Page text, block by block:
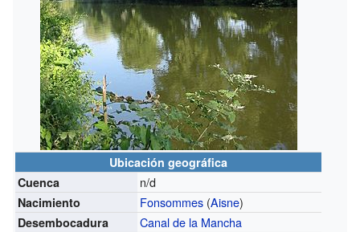
Ubicación geográfica
Cuenca
n/d
Nacimiento Fonsommes (Aisne)
Desembocadura Canal de la Mancha